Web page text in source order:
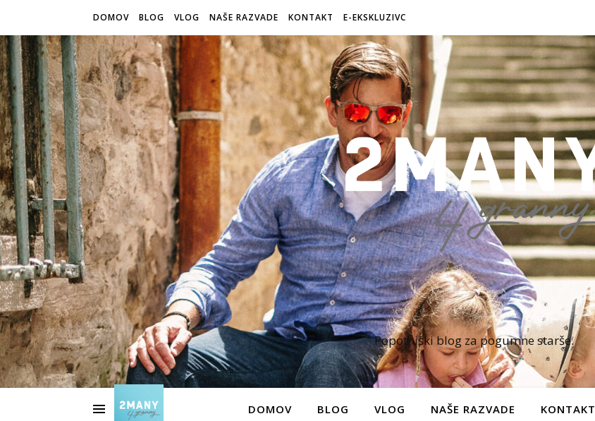
DOMOV BLOG VLOG NAŠE RAZVADE KONTAKT E-EKSKLUZIVC
Popotniški blog za pogumne starše.
DOMOV BLOG VLOG NAŠE RAZVADE KONTAKT